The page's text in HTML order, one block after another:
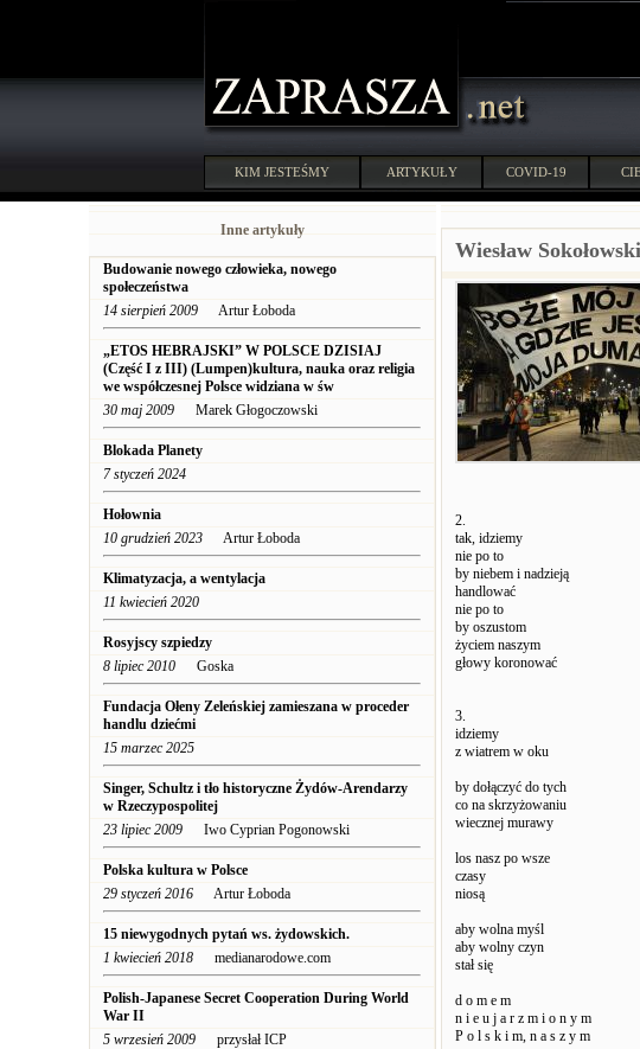
KIM JESTEŚMY ARTYKUŁY COVID-19
Inne artykuły
Budowanie nowego człowieka, nowego
społeczeństwa
14 sierpień 2009 Artur Łoboda
„ETOS HEBRAJSKI” W POLSCE DZISIAJ
(Część I z III) (Lumpen)kultura, nauka oraz religia
we współczesnej Polsce widziana w św
30 maj 2009 Marek Głogoczowski
Blokada Planety
7 styczeń 2024
Hołownia
10 grudzień 2023 Artur Łoboda
Klimatyzacja, a wentylacja
11 kwiecień 2020
Rosyjscy szpiedzy
8 lipiec 2010 Goska
Fundacja Ołeny Zeleńskiej zamieszana w proceder
handlu dziećmi
15 marzec 2025
Singer, Schultz i tło historyczne Żydów-Arendarzy
w Rzeczypospolitej
23 lipiec 2009 Iwo Cyprian Pogonowski
Polska kultura w Polsce
29 styczeń 2016 Artur Łoboda
15 niewygodnych pytań ws. żydowskich.
1 kwiecień 2018 medianarodowe.com
Polish-Japanese Secret Cooperation During World
War II
5 wrzesień 2009 przysłał ICP
Wiesław
2.
tak, idziemy
nie po to
by niebem i nadzieją
handlować
nie po to
by oszustom
życiem naszym
głowy koronować
3.
idziemy
z wiatrem w oku
by dołączyć do tych
co na skrzyżowaniu
wiecznej murawy
los nasz po wsze
czasy
niosą
aby wolna myśl
aby wolny czyn
stał się
d o m e m
n i e u j a r z m i o n y m
P o l s k i m, n a s z y m